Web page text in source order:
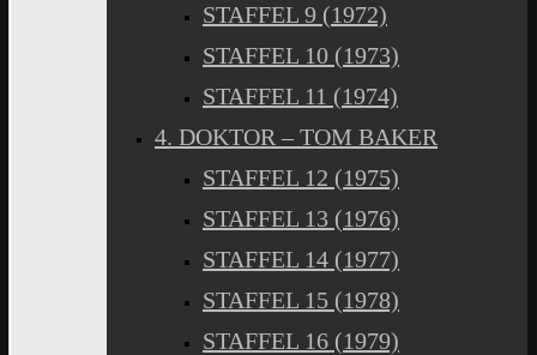
STAFFEL 9 (1972)
STAFFEL 10 (1973)
STAFFEL 11 (1974)
4. DOKTOR – TOM BAKER
STAFFEL 12 (1975)
STAFFEL 13 (1976)
STAFFEL 14 (1977)
STAFFEL 15 (1978)
STAFFEL 16 (1979)